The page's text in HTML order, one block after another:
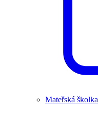
Mateřská školka